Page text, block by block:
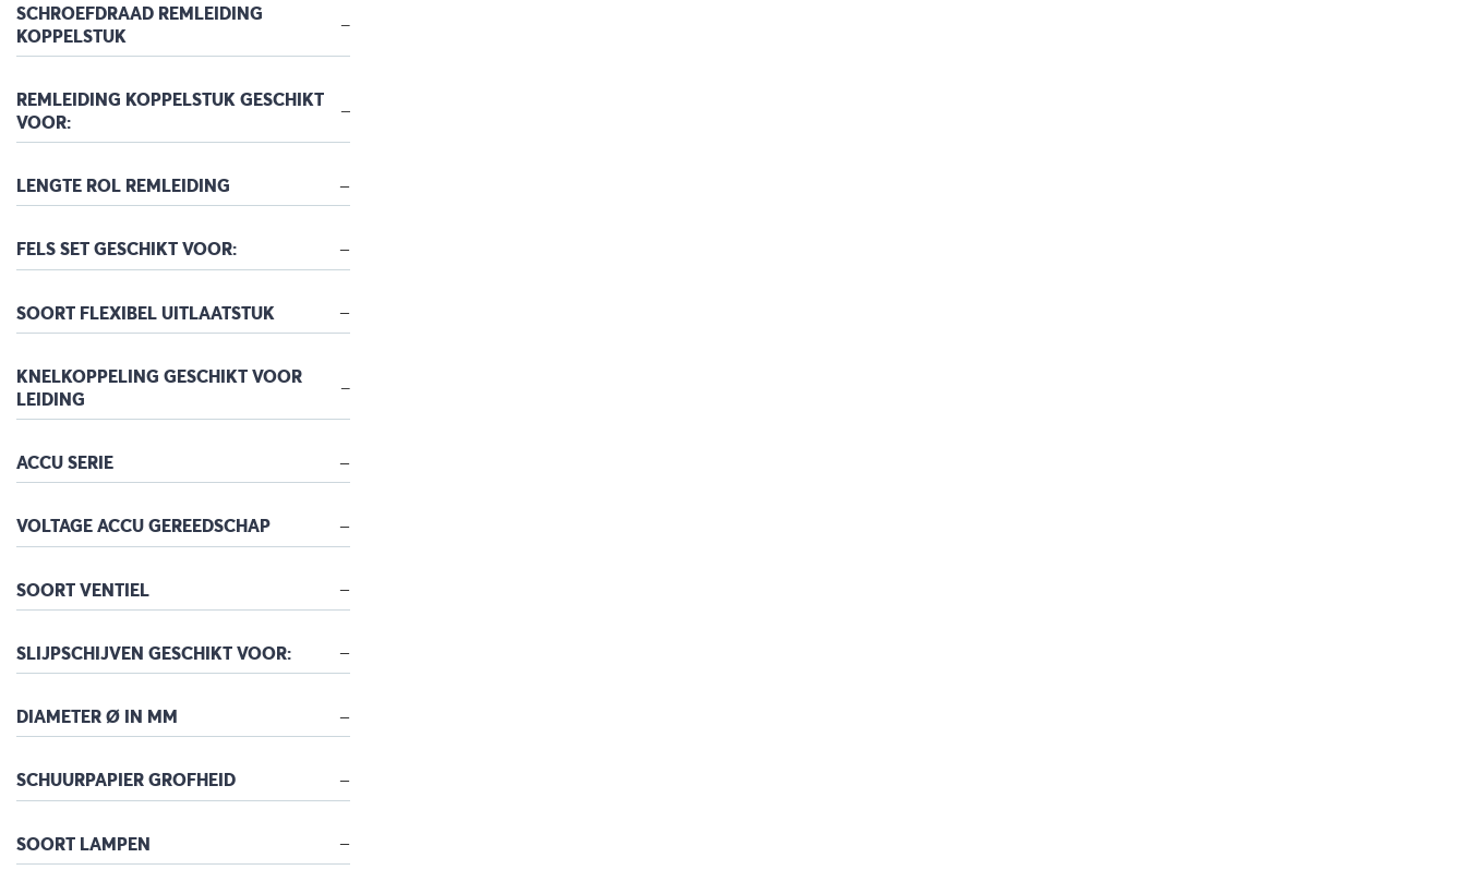
SCHROEFDRAAD REMLEIDING
KOPPELSTUK
REMLEIDING KOPPELSTUK GESCHIKT
VOOR:
LENGTE ROL REMLEIDING
FELS SET GESCHIKT VOOR:
SOORT FLEXIBEL UITLAATSTUK
KNELKOPPELING GESCHIKT VOOR
LEIDING
ACCU SERIE
VOLTAGE ACCU GEREEDSCHAP
SOORT VENTIEL
SLIJPSCHIJVEN GESCHIKT VOOR:
DIAMETER Ø IN MM
SCHUURPAPIER GROFHEID
SOORT LAMPEN